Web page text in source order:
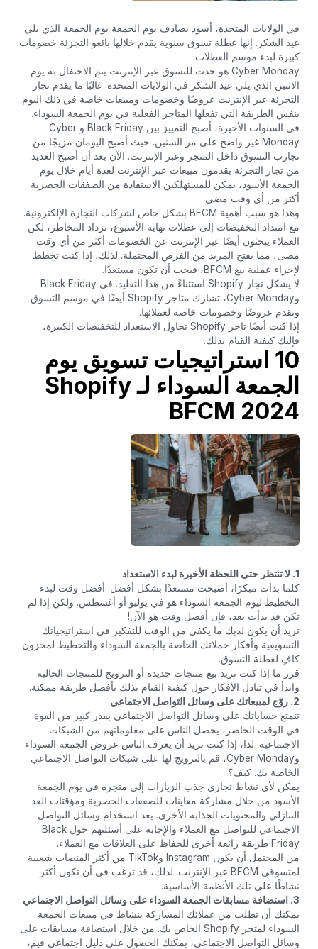
في الولايات المتحدة، أسود يصادف يوم الجمعة يوم الجمعة الذي يلي
عيد الشكر. إنها عطلة تسوق سنوية يقدم خلالها بائعو التجزئة خصومات
كبيرة لبدء موسم العطلات.
Cyber ​​Monday هو حدث للتسوق عبر الإنترنت يتم الاحتفال به يوم
الاثنين الذي يلي عيد الشكر في الولايات المتحدة. غالبًا ما يقدم تجار
التجزئة عبر الإنترنت عروضًا وخصومات ومبيعات خاصة في ذلك اليوم
بنفس الطريقة التي تفعلها المتاجر الفعلية في يوم الجمعة السوداء.
في السنوات الأخيرة، أصبح التمييز بين Black Friday وCyber ​​
Monday غير واضح على مر السنين. حيث أصبح اليومان مزيجًا من
تجارب التسوق داخل المتجر وعبر الإنترنت. الآن بعد أن أصبح العديد
من تجار التجزئة يقدمون مبيعات عبر الإنترنت لعدة أيام خلال يوم
الجمعة الأسود، يمكن للمستهلكين الاستفادة من الصفقات الحصرية
أكثر من أي وقت مضى.
وهذا هو سبب أهمية BFCM بشكل خاص لشركات التجارة الإلكترونية.
مع امتداد التخفيضات إلى عطلات نهاية الأسبوع، تزداد المخاطر، لكن
العملاء يبحثون أيضًا عبر الإنترنت عن الخصومات أكثر من أي وقت
مضى، مما يفتح المزيد من الفرص المحتملة. لذلك، إذا كنت تخطط
لإجراء عملية بيع BFCM، فيجب أن تكون مستعدًا.
لا يشكل تجار Shopify استثناءً من هذا التقليد. في Black Friday
وCyber Monday، تشارك متاجر Shopify أيضًا في موسم التسوق
وتقدم عروضًا وخصومات خاصة لعملائها.
إذا كنت أيضًا تاجر Shopify تحاول الاستعداد للتخفيضات الكبيرة،
فإليك كيفية القيام بذلك.
10 استراتيجيات تسويق يوم
الجمعة السوداء لـ Shopify
BFCM 2024
1. لا تنتظر حتى اللحظة الأخيرة لبدء الاستعداد
كلما بدأت مبكرًا، أصبحت مستعدًا بشكل أفضل. أفضل وقت لبدء
التخطيط ليوم الجمعة السوداء هو في يوليو أو أغسطس. ولكن إذا لم
تكن قد بدأت بعد، فإن أفضل وقت هو الآن!
تريد أن يكون لديك ما يكفي من الوقت للتفكير في استراتيجياتك
التسويقية وأفكار حملاتك الخاصة بالجمعة السوداء والتخطيط لمخزون
كافٍ لعطلة التسوق.
قرر ما إذا كنت تريد بيع منتجات جديدة أو الترويج للمنتجات الحالية
وابدأ في تبادل الأفكار حول كيفية القيام بذلك بأفضل طريقة ممكنة.
2. روّج لمبيعاتك على وسائل التواصل الاجتماعي
تتمتع حساباتك على وسائل التواصل الاجتماعي بقدر كبير من القوة.
في الوقت الحاضر، يحصل الناس على معلوماتهم من الشبكات
الاجتماعية. لذا، إذا كنت تريد أن يعرف الناس عروض الجمعة السوداء
وCyber ​​Monday، قم بالترويج لها على شبكات التواصل الاجتماعي
الخاصة بك. كيف؟
يمكن لأي نشاط تجاري جذب الزيارات إلى متجره في يوم الجمعة
الأسود من خلال مشاركة معاينات للصفقات الحصرية ومؤقتات العد
التنازلي والمحتويات الجذابة الأخرى. يعد استخدام وسائل التواصل
الاجتماعي للتواصل مع العملاء والإجابة على أسئلتهم حول Black
Friday طريقة رائعة أخرى للحفاظ على العلاقات مع العملاء.
من المحتمل أن يكون Instagram وTikTok من أكثر المنصات شعبية
لمتسوقي BFCM عبر الإنترنت. لذلك، قد ترغب في أن تكون أكثر
نشاطًا على تلك الأنظمة الأساسية.
3. استضافة مسابقات الجمعة السوداء على وسائل التواصل الاجتماعي
يمكنك أن تطلب من عملائك المشاركة بنشاط في مبيعات الجمعة
السوداء لمتجر Shopify الخاص بك. من خلال استضافة مسابقات على
وسائل التواصل الاجتماعي، يمكنك الحصول على دليل اجتماعي قيم،